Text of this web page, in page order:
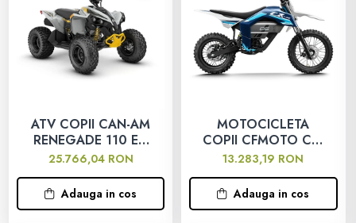
ATV COPII CAN-AM
RENEGADE 110 EFI
INT
25.766,04 RON
Adauga in cos
MOTOCICLETA
COPII CFMOTO CX-
5E 2025
13.283,19 RON
Adauga in cos